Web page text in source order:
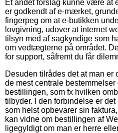
Et andet forslag kunne være at
er godkendt af e-mærket,
fingerpeg om at e-butikken
lovgivning, udover at internet
tilsyn med af sagkyndige som
om vedtægterne på området.
for support, såfremt du får
Desuden tilrådes det at man
de mest centrale
bestillingen, som fx hvilken
tilbyder. I den forbindelse er
som helst opbevarer sin
kan vidne om bestillingen af
ligegyldigt om man er herre